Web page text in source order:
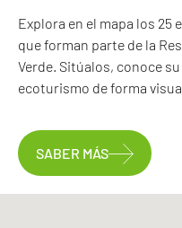
Explora en el mapa los
que forman parte de la
Verde. Sitúalos, conoce
ecoturismo de forma
SABER MÁS